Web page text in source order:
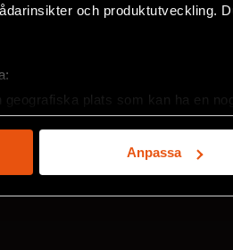
och produktutveckling.
plats som kan ha en
aktivt skanna den för specifika
uppgifter behandlas och ställ in
Anpassa